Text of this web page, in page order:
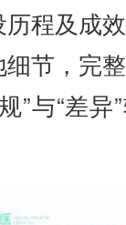
程及成
节，完
”与“差异